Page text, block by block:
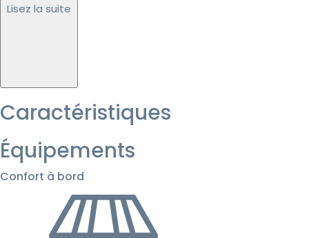
Lisez la suite
Caractéristiques
Équipements
Confort à bord